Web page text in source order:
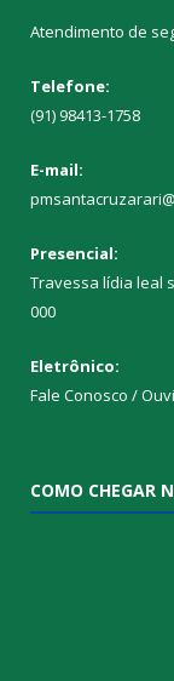
Atendimento de
Telefone:
(91) 98413-1758
E-mail:
Presencial:
Travessa lídia leal
000
Eletrônico:
Fale Conosco /
COMO CHEGAR